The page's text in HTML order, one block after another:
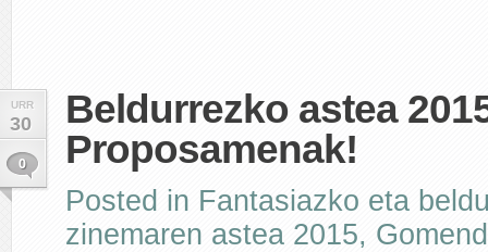
URR
30
0
Beldurrezko astea
Proposamenak!
Posted in Fantasiazko eta
zinemaren astea 2015,